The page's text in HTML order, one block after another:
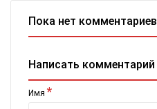
Пока нет комментариев
Написать комментарий
Имя *